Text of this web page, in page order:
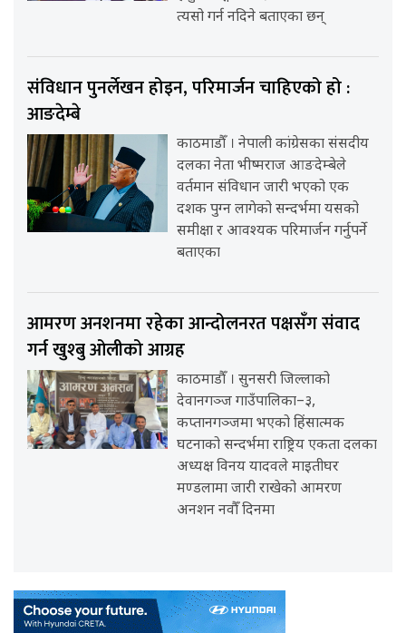
त्यसो गर्न नदिने बताएका छन्
संविधान पुनर्लेखन होइन, परिमार्जन चाहिएको हो :
आङदेम्बे
काठमाडौँ । नेपाली कांग्रेसका संसदीय
दलका नेता भीष्मराज आङदेम्बेले
वर्तमान संविधान जारी भएको एक
दशक पुग्न लागेको सन्दर्भमा यसको
समीक्षा र आवश्यक परिमार्जन गर्नुपर्ने
बताएका
आमरण अनशनमा रहेका आन्दोलनरत पक्षसँग संवाद
गर्न खुश्बु ओलीको आग्रह
काठमाडौँ । सुनसरी जिल्लाको
देवानगञ्ज गाउँपालिका–३,
कप्तानगञ्जमा भएको हिंसात्मक
घटनाको सन्दर्भमा राष्ट्रिय एकता दलका
अध्यक्ष विनय यादवले माइतीघर
मण्डलामा जारी राखेको आमरण
अनशन नवौँ दिनमा